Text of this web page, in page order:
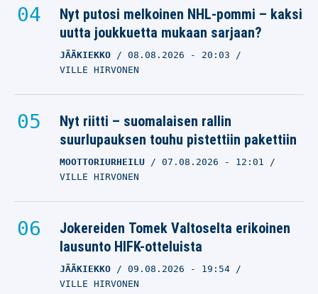
Nyt putosi melkoinen NHL-pommi – kaksi
uutta joukkuetta mukaan sarjaan?
JÄÄKIEKKO 08.08.2026 - 20:03
VILLE HIRVONEN
Nyt riitti – suomalaisen rallin
suurlupauksen touhu pistettiin pakettiin
MOOTTORIURHEILU 07.08.2026 - 12:01
VILLE HIRVONEN
Jokereiden Tomek Valtoselta erikoinen
lausunto HIFK-otteluista
JÄÄKIEKKO 09.08.2026 - 19:54
VILLE HIRVONEN